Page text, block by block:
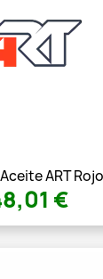
ART
€